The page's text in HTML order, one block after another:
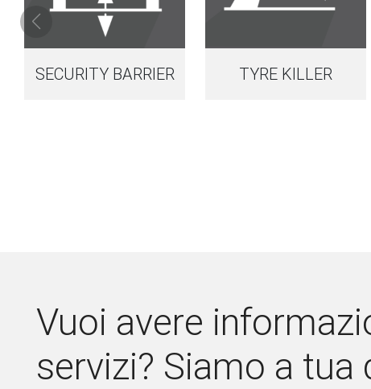
SECURITY BARRIER TYRE KILLER
Vuoi avere
servizi? Siamo a tua